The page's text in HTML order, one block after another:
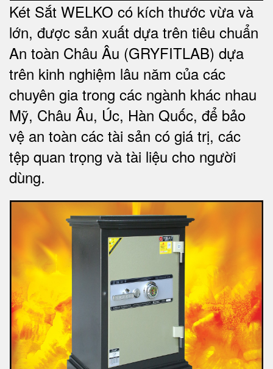
Két Sắt WELKO có kích thước vừa và
lớn, được sản xuất dựa trên tiêu chuẩn
An toàn Châu Âu (GRYFITLAB) dựa
trên kinh nghiệm lâu năm của các
chuyên gia trong các ngành khác nhau
Mỹ, Châu Âu, Úc, Hàn Quốc, để bảo
vệ an toàn các tài sản có giá trị, các
tệp quan trọng và tài liệu cho người
dùng.